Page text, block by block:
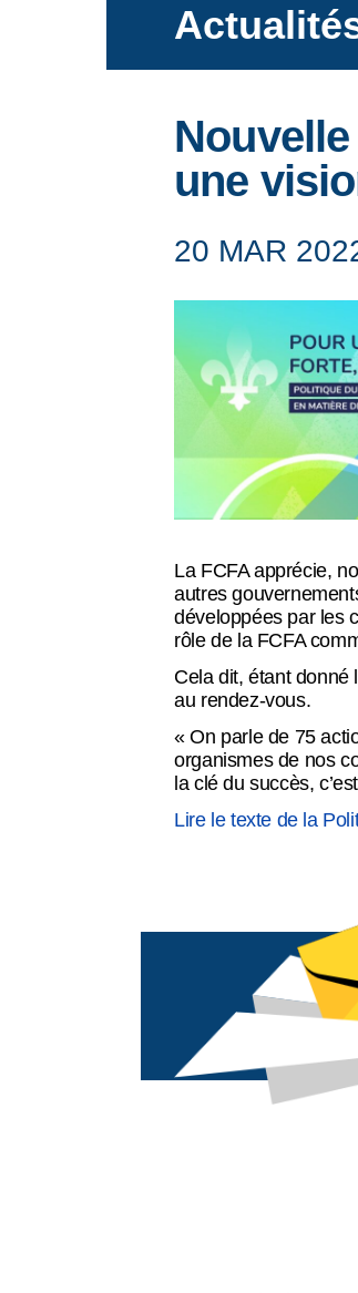
Recensement 2026
une
20 MAR
La FCFA apprécie,
autres
développées par les
rôle de la FCFA
Cela dit, étant donné
au rendez-vous.
« On parle de 75
organismes de nos
la clé du succès,
Lire le texte de la